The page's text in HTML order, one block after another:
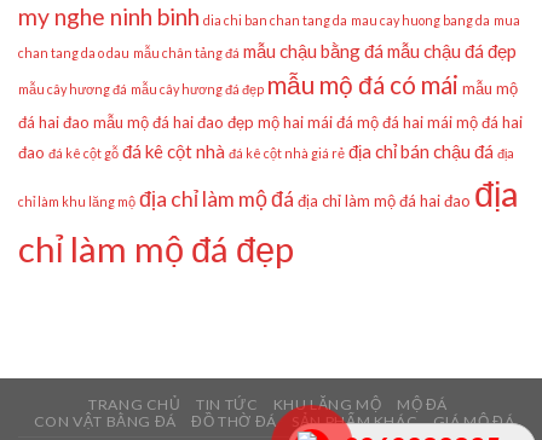
my nghe ninh binh dia chi ban chan tang da mau cay huong bang da mua
chan tang da o dau mẫu chân tảng đá mẫu chậu bằng đá mẫu chậu đá đẹp
mẫu cây hương đá mẫu cây hương đá đẹp mẫu mộ đá có mái mẫu mộ
đá hai đao mẫu mộ đá hai đao đẹp mộ hai mái đá mộ đá hai máimộ đá hai
đao đá kê cột gỗ đá kê cột nhà đá kê cột nhà giá rẻ địa chỉ bán chậu đá địa
chỉ làm khu lăng mộ địa chỉ làm mộ đá địa chỉ làm mộ đá hai đao địa
chỉ làm mộ đá đẹp
TRANG CHỦ TIN TỨC KHU LĂNG MỘ
MỘ ĐÁ
CON VẬT BẰNG ĐÁ
ĐỒ THỜ ĐÁ SẢN PHẨM KHÁC GIÁ MỘ ĐÁ